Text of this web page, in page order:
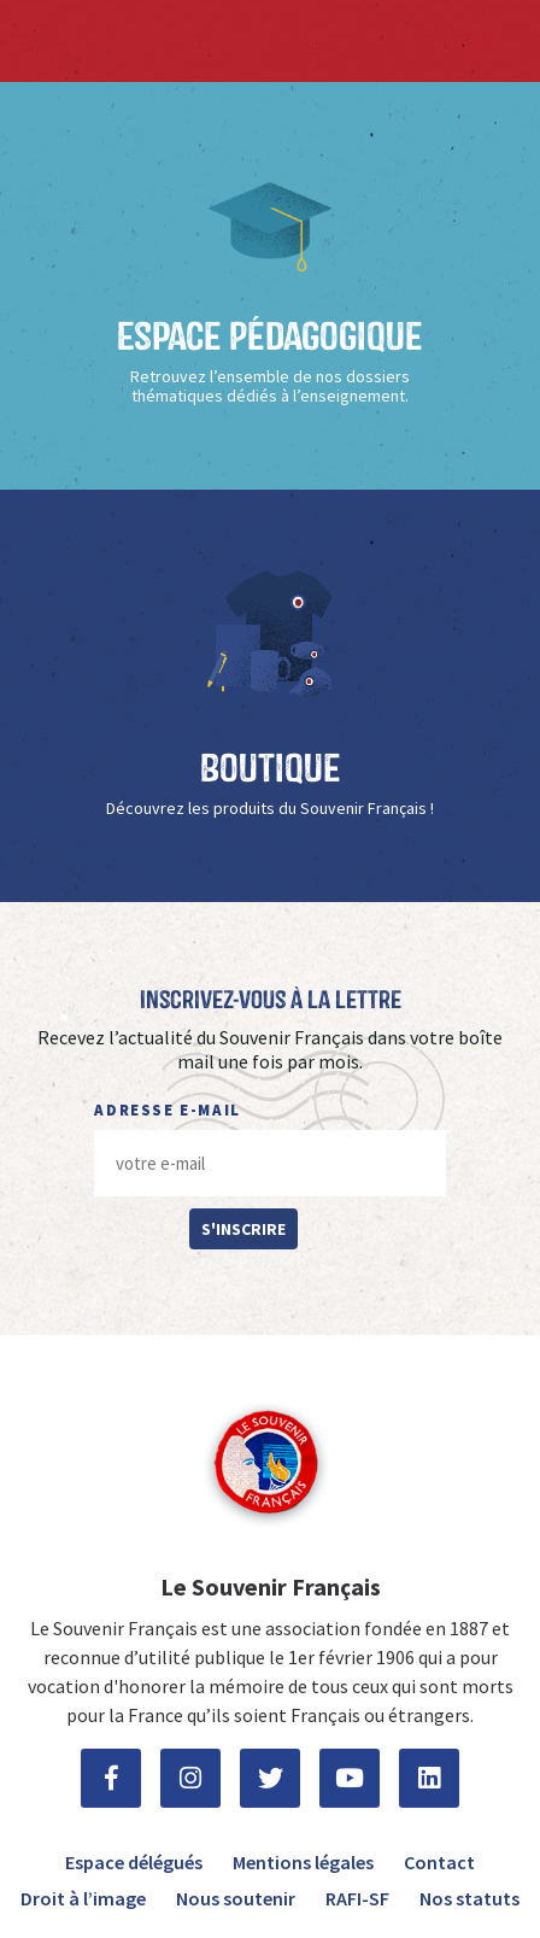
Espace Pédagogique
Retrouvez l’ensemble de nos dossiers
thématiques dédiés à l’enseignement.
Boutique
Découvrez les produits du Souvenir Français !
Inscrivez-vous à La Lettre
Recevez l’actualité du Souvenir Français dans votre boîte
mail une fois par mois.
ADRESSE E-MAIL
S'INSCRIRE
Le Souvenir Français
Le Souvenir Français est une association fondée en 1887 et
reconnue d’utilité publique le 1er février 1906 qui a pour
vocation d'honorer la mémoire de tous ceux qui sont morts
pour la France qu’ils soient Français ou étrangers.
Espace délégués Mentions légales
Contact
Droit à l’image
Nous soutenir RAFI-SF Nos statuts